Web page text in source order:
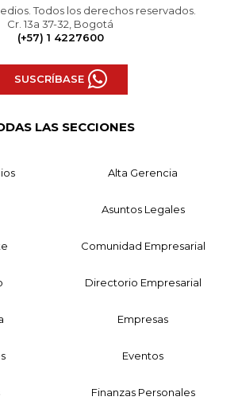
Todos los derechos reservados.
Cr. 13a 37-32, Bogotá
(+57) 1 4227600
SUSCRÍBASE
LAS SECCIONES
Alta Gerencia
Asuntos Legales
Comunidad Empresarial
Directorio Empresarial
Empresas
Eventos
Finanzas Personales